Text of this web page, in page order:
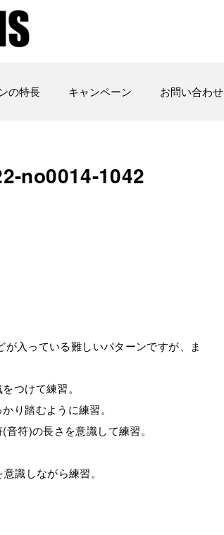
の特長 キャンペーン お問い合わせ
no0014-1042
入っている難しいパターンですが、ま
つけて練習。
り踏むように練習。
符)の長さを意識して練習。
識しながら練習。